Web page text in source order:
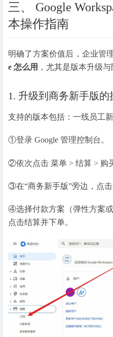
三、 Google
本操作指南
明确了方案价值后，企业管
e 怎么用 ，尤其是版本升级
1. 升级到商务新手版的
支持的版本包括：一线员工
①登录 Google 管理控制台。
②依次点击 菜单 > 结算 > 购
③在“商务新手版”旁边，点击
④选择付款方案（弹性方案
点击结算并下单。